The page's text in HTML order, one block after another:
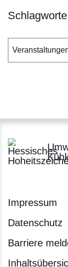
Impressum
Datenschutz
Barriere